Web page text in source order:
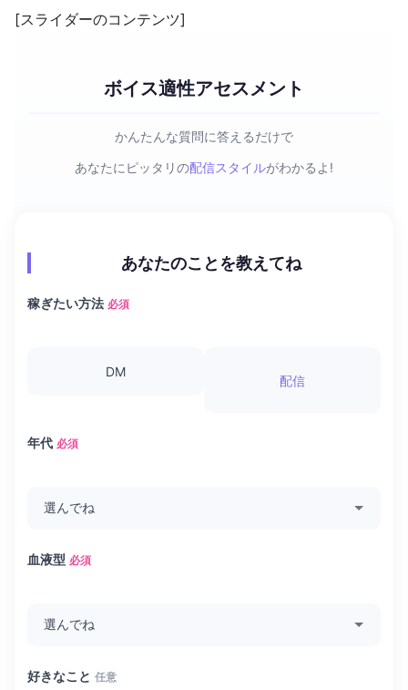
[スライダーのコンテンツ]
ボイス適性アセスメント
かんたんな質問に答えるだけで
あなたにピッタリの配信スタイルがわかるよ!
あなたのことを教えてね
稼ぎたい方法 必須
DM
配信
年代 必須
血液型 必須
好きなこと 任意